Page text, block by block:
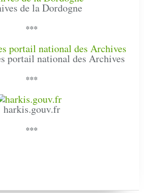
de la Dordogne
***
portail national des Archives
***
harkis.gouv.fr
***